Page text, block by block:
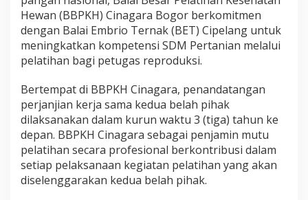
Hewan (BBPKH) Cinagara Bogor berkomitmen
dengan Balai Embrio Ternak (BET) Cipelang untuk
meningkatkan kompetensi SDM Pertanian melalui
pelatihan bagi petugas reproduksi.
Bertempat di BBPKH Cinagara, penandatangan
perjanjian kerja sama kedua belah pihak
dilaksanakan dalam kurun waktu 3 (tiga) tahun ke
depan. BBPKH Cinagara sebagai penjamin mutu
pelatihan secara profesional berkontribusi dalam
setiap pelaksanaan kegiatan pelatihan yang akan
diselenggarakan kedua belah pihak.